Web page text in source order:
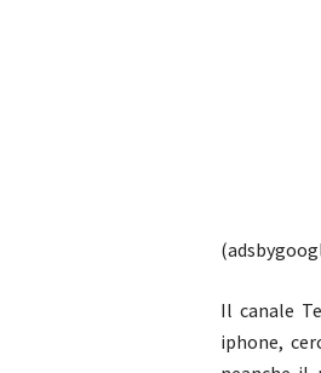
Il canale
iphone,